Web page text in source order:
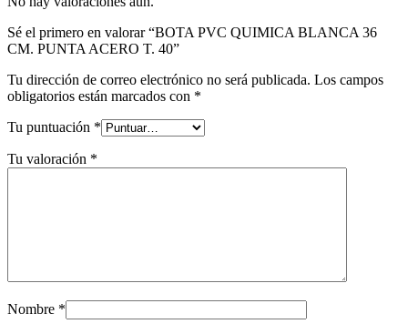
Sé el primero en valorar “BOTA PVC QUIMICA BLANCA 36
CM. PUNTA ACERO T. 40”
Tu dirección de correo electrónico no será publicada. Los campos
obligatorios están marcados con *
Tu puntuación *
Tu valoración *
Nombre *